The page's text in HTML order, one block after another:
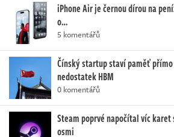
iPhone Air je černou dírou na
o…
5 komentářů
Čínský startup staví paměť
nedostatek HBM
0 komentářů
Steam poprvé napočítal víc karet
osmi